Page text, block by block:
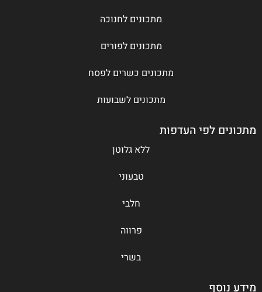
מתכונים לחנוכה
מתכונים לפורים
מתכונים כשרים לפסח
מתכונים לשבועות
מתכונים לפי העדפות
ללא גלוטן
טבעוני
חלבי
פרווה
בשרי
מידע נוסף